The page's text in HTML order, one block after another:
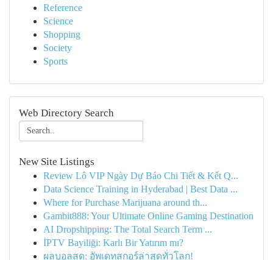
Reference
Science
Shopping
Society
Sports
Web Directory Search
New Site Listings
Review Lô VIP Ngày Dự Báo Chi Tiết & Kết Q...
Data Science Training in Hyderabad | Best Data ...
Where for Purchase Marijuana around th...
Gambit888: Your Ultimate Online Gaming Destination
AI Dropshipping: The Total Search Term ...
İPTV Bayiliği: Karlı Bir Yatırım mı?
ผลบอลสด: อัพเดทสกอร์ล่าสุดทั่วโลก!